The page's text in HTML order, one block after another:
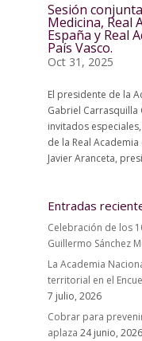
Sesión
Medicina, Real
España y Real
País Vasco.
Oct 31, 2025
El presidente de la
Gabriel
invitados
de la Real
Javier Aranceta,
Entradas
Celebración de los
Guillermo Sánchez
La Academia
territorial en el
7 julio, 2026
Cobrar para
aplaza 24 junio, 2026